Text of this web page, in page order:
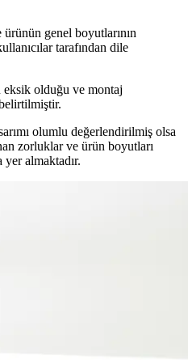
genel boyutlarının
tarafından dile
eksik olduğu ve montaj
olumlu değerlendirilmiş olsa
zorluklar ve ürün boyutları
yer almaktadır.